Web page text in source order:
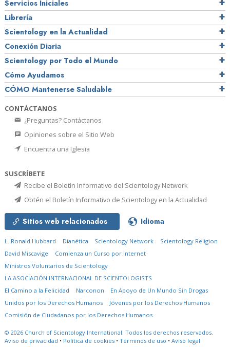
Servicios Iniciales
Librería
Scientology en la Actualidad
Conexión Diaria
Scientology por Todo el Mundo
Cómo Ayudamos
CÓMO Mantenerse Saludable
CONTÁCTANOS
¿Preguntas? Contáctanos
Opiniones sobre el Sitio Web
Encuentra una Iglesia
SUSCRÍBETE
Recibe el Boletín Informativo del Scientology Network
Obtén el Boletín Informativo de Scientology en la Actualidad
Sitios web relacionados Idioma
L. Ronald Hubbard Dianética Scientology Network
Scientology Religion
David Miscavige
Comienza un Curso por Internet
Ministros Voluntarios de Scientology
LA ASOCIACIÓN INTERNACIONAL DE SCIENTOLOGISTS
El Camino a la Felicidad
Narconon
En Apoyo de Un Mundo Sin Drogas
Unidos por los Derechos Humanos
Jóvenes por los Derechos Humanos
Comisión de Ciudadanos por los Derechos Humanos
© 2026 Church of Scientology International. Todos los derechos reservados.
Aviso de privacidad • Política de cookies • Términos de uso • Aviso legal